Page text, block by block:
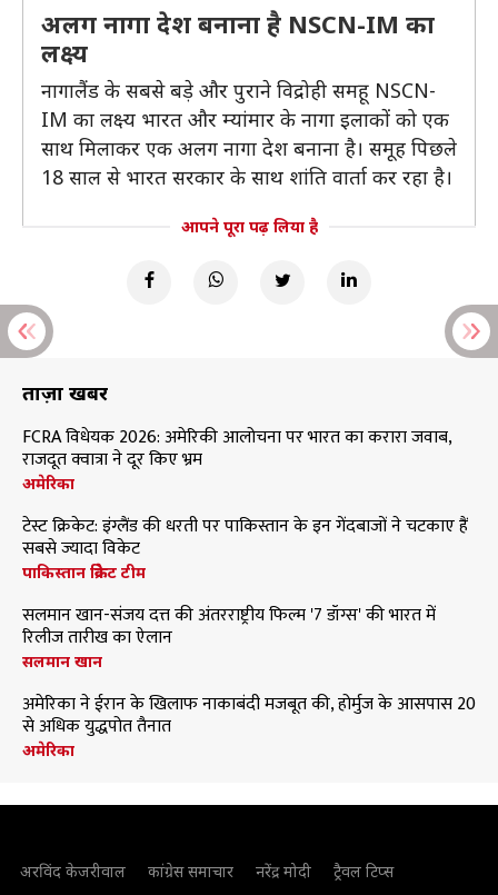
अलग नागा देश बनाना है NSCN-IM का
लक्ष्य
नागालैंड के सबसे बड़े और पुराने विद्रोही समहू NSCN-
IM का लक्ष्य भारत और म्यांमार के नागा इलाकों को एक
साथ मिलाकर एक अलग नागा देश बनाना है। समूह पिछले
18 साल से भारत सरकार के साथ शांति वार्ता कर रहा है।
आपने पूरा पढ़ लिया है
ताज़ा खबरें
FCRA विधेयक 2026: अमेरिकी आलोचना पर भारत का करारा जवाब,
राजदूत क्वात्रा ने दूर किए भ्रम
अमेरिका
टेस्ट क्रिकेट: इंग्लैंड की धरती पर पाकिस्तान के इन गेंदबाजों ने चटकाए हैं
सबसे ज्यादा विकेट
पाकिस्तान क्रिकेट टीम
सलमान खान-संजय दत्त की अंतरराष्ट्रीय फिल्म '7 डॉग्स' की भारत में
रिलीज तारीख का ऐलान
सलमान खान
अमेरिका ने ईरान के खिलाफ नाकाबंदी मजबूत की, होर्मुज के आसपास 20
से अधिक युद्धपोत तैनात
अमेरिका
अरविंद केजरीवाल कांग्रेस समाचार नरेंद्र मोदी ट्रैवल टिप्स